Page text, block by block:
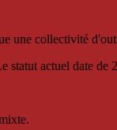
une collectivité
statut actuel date de